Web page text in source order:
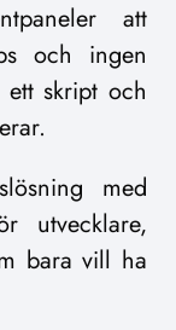
att
och ingen
skript och
med
utvecklare,
bara vill ha